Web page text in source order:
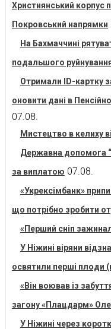
Християнський корпус
Покровський напрямки
На Бахмаччині
подальшого
Отримали ID-картку
оновити дані в
07.08.
Мистецтво в келиху
Державна допомога
за виплатою 07.08.
«Укрексімбанк»
що потрібно зробити
«Перший сніп
У Ніжині віряни
освятили перші плоди
«Він воював із
загону «Плацдарм»
У Ніжині через